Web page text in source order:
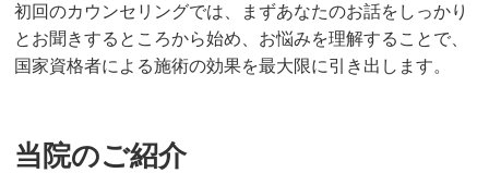
初回のカウンセリングでは、まずあなたのお話をしっかり
とお聞きするところから始め、お悩みを理解することで、
国家資格者による施術の効果を最大限に引き出します。
当院のご紹介